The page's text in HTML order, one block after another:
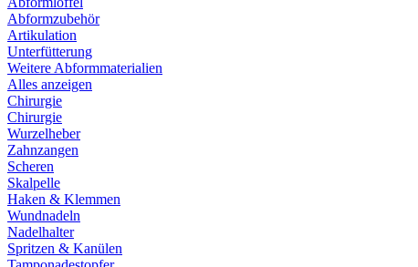
Abformzubehör
Artikulation
Unterfütterung
Weitere Abformmaterialien
Alles anzeigen
Chirurgie
Chirurgie
Wurzelheber
Zahnzangen
Scheren
Skalpelle
Haken & Klemmen
Wundnadeln
Nadelhalter
Spritzen & Kanülen